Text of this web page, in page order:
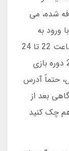
شده، می
ورود به
سایت یک بت، متوجه شدم ضریب برد در ساعت 22 تا 24
بالاتر است. این را با تست شخصی روی 200 دوره بازی
حتماً آدرس
بعد از
چک کنید